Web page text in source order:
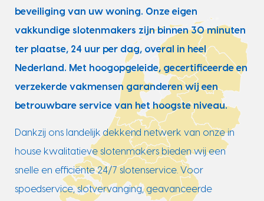
beveiliging van uw woning. Onze eigen
vakkundige slotenmakers zijn binnen 30 minuten
ter plaatse, 24 uur per dag, overal in heel
Nederland. Met hoogopgeleide, gecertificeerde en
verzekerde vakmensen garanderen wij een
betrouwbare service van het hoogste niveau.
Dankzij ons landelijk dekkend netwerk van onze in
house kwalitatieve slotenmakers bieden wij een
snelle en efficiënte 24/7 slotenservice. Voor
spoedservice, slotvervanging, geavanceerde